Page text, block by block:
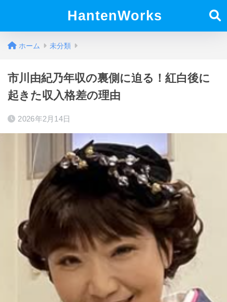
HantenWorks
ホーム 未分類
市川由紀乃年収の裏側に迫る！紅白後に
起きた収入格差の理由
2026年2月14日